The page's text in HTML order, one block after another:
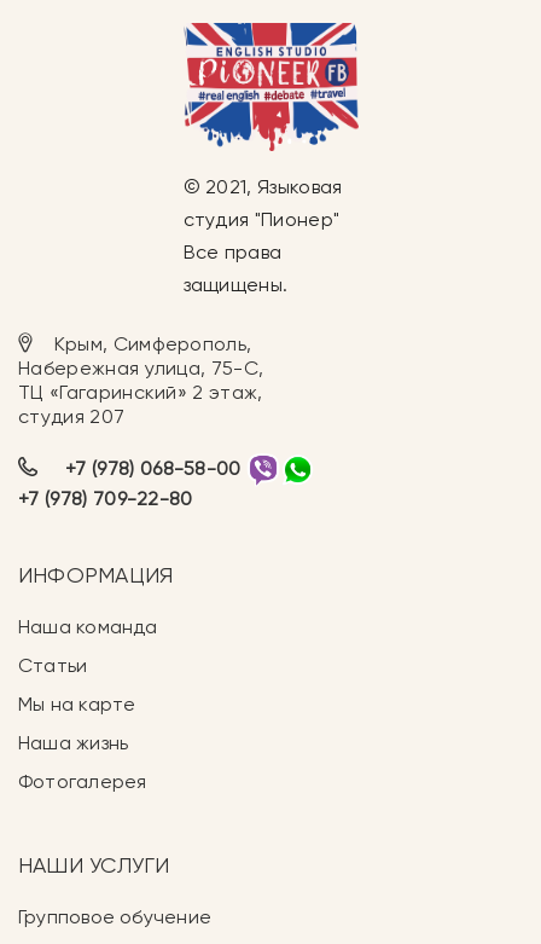
© 2021, Языковая
студия "Пионер"
Все права
защищены.
Крым, Симферополь,
Набережная улица, 75-С,
ТЦ «Гагаринский» 2 этаж,
студия 207
+7 (978) 068-58-00
+7 (978) 709-22-80
ИНФОРМАЦИЯ
Наша команда
Статьи
Мы на карте
Наша жизнь
Фотогалерея
НАШИ УСЛУГИ
Групповое обучение